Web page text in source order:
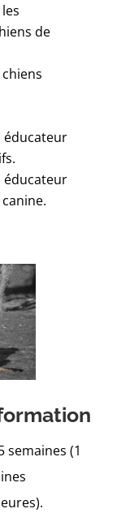
de
éducateur
éducateur
semaines (1